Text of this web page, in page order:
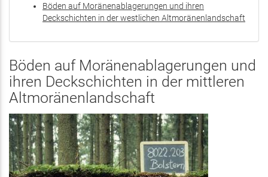
Böden auf Moränenablagerungen und ihren
Deckschichten in der westlichen Altmoränenlandschaft
Böden auf Moränenablagerungen und
ihren Deckschichten in der mittleren
Altmoränenlandschaft